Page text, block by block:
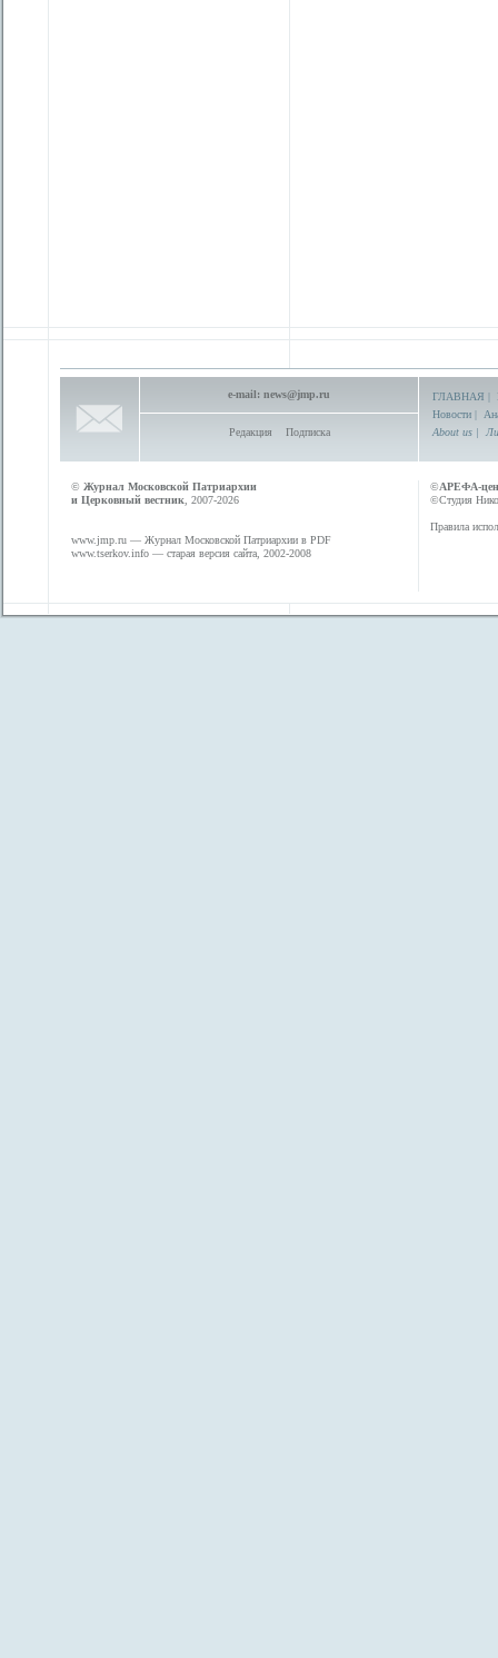
e-mail: news@jmp.ru
Редакция Подписка
ГЛАВНАЯ |
Новости |
About us |
© Журнал Московской Патриархии
и Церковный вестник , 2007-2026
www.jmp.ru — Журнал Московской Патриархии в PDF
www.tserkov.info — старая версия сайта, 2002-2008
©АРЕФА-
©Студия
Правила